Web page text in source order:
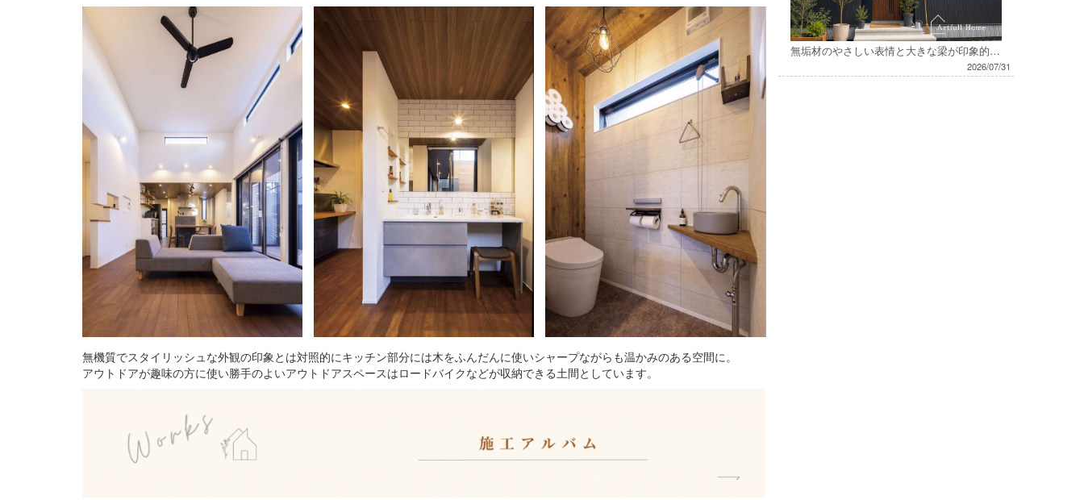
無機質でスタイリッシュな外観の印象とは対照的にキッチン部分には木をふんだんに使いシャープながらも温かみのある空間に。
アウトドアが趣味の方に使い勝手のよいアウトドアスペースはロードバイクなどが収納できる土間としています。
無垢材のやさしい表情と大きな梁が印象的なお家
2026/07/31